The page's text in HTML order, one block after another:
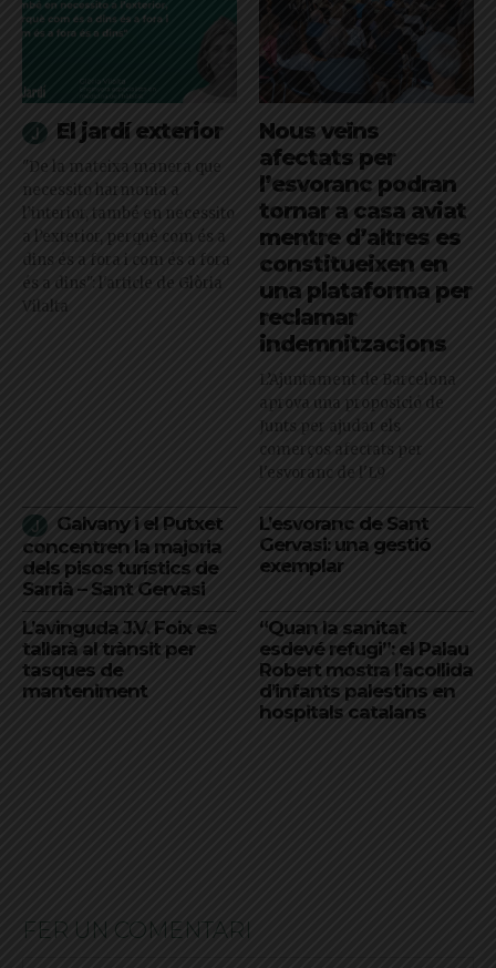
El jardí exterior
"De la mateixa manera que
necessito harmonia a
l’interior, també en necessito
a l’exterior, perquè com és a
dins és a fora i com és a fora
és a dins": l'article de Glòria
Vilalta
Nous veïns
afectats per
l’esvoranc podran
tornar a casa aviat
mentre d’altres es
constitueixen en
una plataforma per
reclamar
indemnitzacions
L’Ajuntament de Barcelona
aprova una proposició de
Junts per ajudar els
comerços afectats per
l'esvoranc de l'L9
Galvany i el Putxet
concentren la majoria
dels pisos turístics de
Sarrià – Sant Gervasi
L’esvoranc de Sant
Gervasi: una gestió
exemplar
L’avinguda J.V. Foix es
tallarà al trànsit per
tasques de
manteniment
“Quan la sanitat
esdevé refugi”: el Palau
Robert mostra l’acollida
d’infants palestins en
hospitals catalans
FER UN COMENTARI